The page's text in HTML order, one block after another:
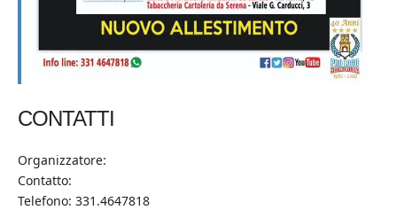
CONTATTI
Organizzatore:
Contatto:
Telefono: 331.4647818